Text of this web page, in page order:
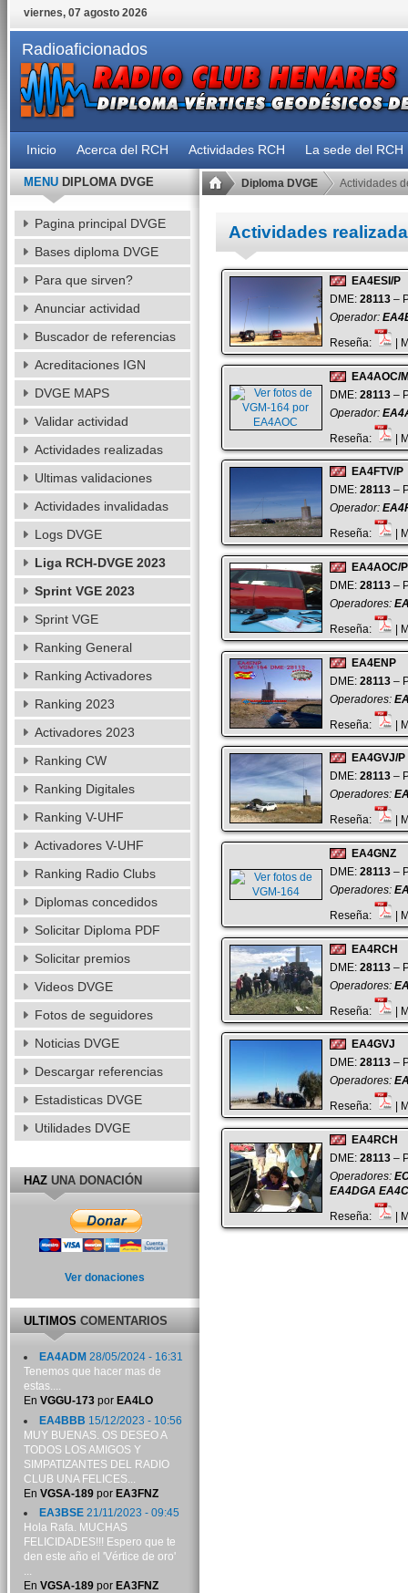
viernes, 07 agosto 2026
Radioaficionados
Inicio Acerca del RCH Actividades RCH La sede del RCH
Diploma DVGE Actividades
Actividades
EA4ESI/P
DME: 28113–
Operador:
Reseña:
|
EA4AOC/
DME: 28113–
Operador:
Reseña:
|
EA4FTV/P
DME: 28113–
Operador:
Reseña:
|
EA4AOC/P
DME: 28113–
Operadores:
Reseña:
|
EA4ENP
DME: 28113–
Operadores:
Reseña:
|
EA4GVJ/P
DME: 28113–
Operadores:
Reseña:
|
EA4GNZ
DME: 28113–
Operadores:
Reseña:
|
EA4RCH
DME: 28113–
Operadores:
Reseña:
|
EA4GVJ
DME: 28113–
Operadores:
Reseña:
|
EA4RCH
DME: 28113–
Operadores:
EA4DGA
Reseña:
|
MENUDIPLOMA DVGE
Pagina principal DVGE
Bases diploma DVGE
Para que sirven?
Anunciar actividad
Buscador de referencias
Acreditaciones IGN
DVGE MAPS
Validar actividad
Actividades realizadas
Ultimas validaciones
Actividades invalidadas
Logs DVGE
Liga RCH-DVGE 2023
Sprint VGE 2023
Sprint VGE
Ranking General
Ranking Activadores
Ranking 2023
Activadores 2023
Ranking CW
Ranking Digitales
Ranking V-UHF
Activadores V-UHF
Ranking Radio Clubs
Diplomas concedidos
Solicitar Diploma PDF
Solicitar premios
Videos DVGE
Fotos de seguidores
Noticias DVGE
Descargar referencias
Estadisticas DVGE
Utilidades DVGE
HAZUNA DONACIÓN
Ver donaciones
ULTIMOSCOMENTARIOS
EA4ADM 28/05/2024 - 16:31
Tenemos que hacer mas de
estas....
En VGGU-173por EA4LO
EA4BBB 15/12/2023 - 10:56
MUY BUENAS. OS DESEO A
TODOS LOS AMIGOS Y
SIMPATIZANTES DEL RADIO
CLUB UNA FELICES...
En VGSA-189por EA3FNZ
EA3BSE21/11/2023 - 09:45
Hola Rafa. MUCHAS
FELICIDADES!!! Espero que te
den este año el 'Vértice de oro'
...
En VGSA-189por EA3FNZ